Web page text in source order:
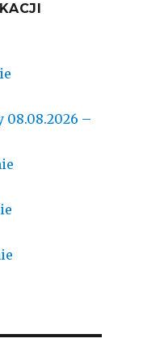
08.08.2026 –